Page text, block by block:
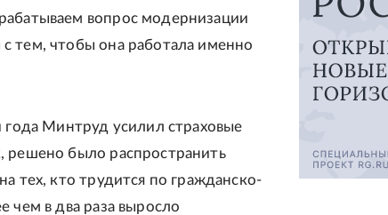
вопрос модернизации
тем, чтобы она работала именно
года Минтруд усилил страховые
решено было распространить
тех, кто трудится по гражданско-
чем в два раза выросло